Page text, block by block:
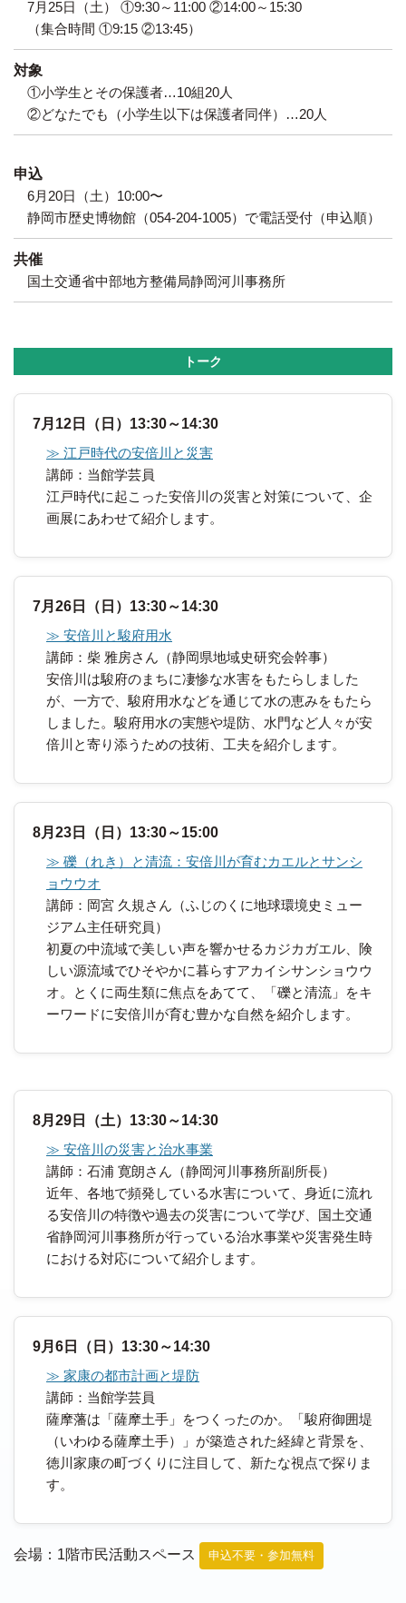
7月25日（土） ①9:30～11:00 ②14:00～15:30
（集合時間 ①9:15 ②13:45）
対象
①小学生とその保護者…10組20人
②どなたでも（小学生以下は保護者同伴）…20人
申込
6月20日（土）10:00〜
静岡市歴史博物館（054-204-1005）で電話受付（申込順）
共催
国土交通省中部地方整備局静岡河川事務所
トーク
7月12日（日）13:30～14:30
≫ 江戸時代の安倍川と災害
講師：当館学芸員
江戸時代に起こった安倍川の災害と対策について、企
画展にあわせて紹介します。
7月26日（日）13:30～14:30
≫ 安倍川と駿府用水
講師：柴 雅房さん（静岡県地域史研究会幹事）
安倍川は駿府のまちに凄惨な水害をもたらしました
が、一方で、駿府用水などを通じて水の恵みをもたら
しました。駿府用水の実態や堤防、水門など人々が安
倍川と寄り添うための技術、工夫を紹介します。
8月23日（日）13:30～15:00
≫ 礫（れき）と清流：安倍川が育むカエルとサンシ
ョウウオ
講師：岡宮 久規さん（ふじのくに地球環境史ミュー
ジアム主任研究員）
初夏の中流域で美しい声を響かせるカジカガエル、険
しい源流域でひそやかに暮らすアカイシサンショウウ
オ。とくに両生類に焦点をあてて、「礫と清流」をキ
ーワードに安倍川が育む豊かな自然を紹介します。
8月29日（土）13:30～14:30
≫ 安倍川の災害と治水事業
講師：石浦 寛朗さん（静岡河川事務所副所長）
近年、各地で頻発している水害について、身近に流れ
る安倍川の特徴や過去の災害について学び、国土交通
省静岡河川事務所が行っている治水事業や災害発生時
における対応について紹介します。
9月6日（日）13:30～14:30
≫ 家康の都市計画と堤防
講師：当館学芸員
薩摩藩は「薩摩土手」をつくったのか。「駿府御囲堤
（いわゆる薩摩土手）」が築造された経緯と背景を、
徳川家康の町づくりに注目して、新たな視点で探りま
す。
会場：1階市民活動スペース 申込不要・参加無料